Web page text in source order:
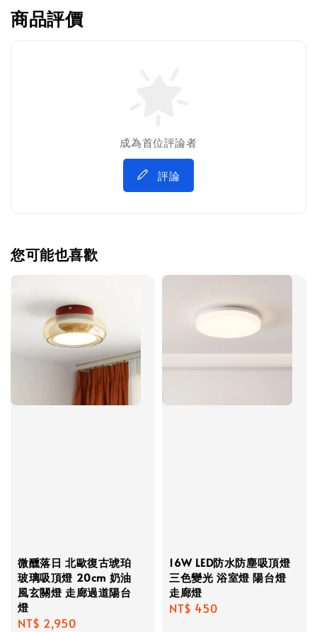
商品評價
成為首位評論者
評論
您可能也喜歡
微醺落日 北歐復古琥珀
玻璃吸頂燈 20cm 奶油
風玄關燈 走廊過道陽台
燈
Regular
NT$ 2,950
16W LED防水防塵吸頂燈
三色變光 浴室燈 陽台燈
走廊燈
Regular
NT$ 450